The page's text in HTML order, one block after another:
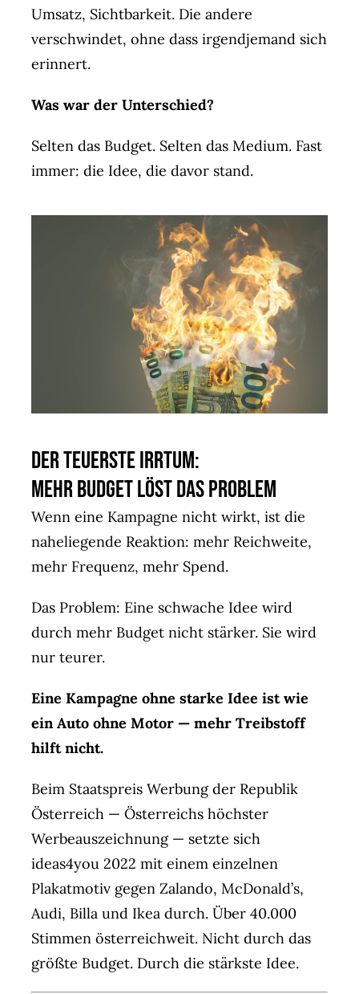
Umsatz, Sichtbarkeit. Die andere
verschwindet, ohne dass irgendjemand sich
erinnert.
Was war der Unterschied?
Selten das Budget. Selten das Medium. Fast
immer: die Idee, die davor stand.
Der teuerste Irrtum:
Mehr Budget löst das Problem
Wenn eine Kampagne nicht wirkt, ist die
naheliegende Reaktion: mehr Reichweite,
mehr Frequenz, mehr Spend.
Das Problem: Eine schwache Idee wird
durch mehr Budget nicht stärker. Sie wird
nur teurer.
Eine Kampagne ohne starke Idee ist wie
ein Auto ohne Motor — mehr Treibstoff
hilft nicht.
Beim Staatspreis Werbung der Republik
Österreich — Österreichs höchster
Werbeauszeichnung — setzte sich
ideas4you 2022 mit einem einzelnen
Plakatmotiv gegen Zalando, McDonald’s,
Audi, Billa und Ikea durch. Über 40.000
Stimmen österreichweit. Nicht durch das
größte Budget. Durch die stärkste Idee.